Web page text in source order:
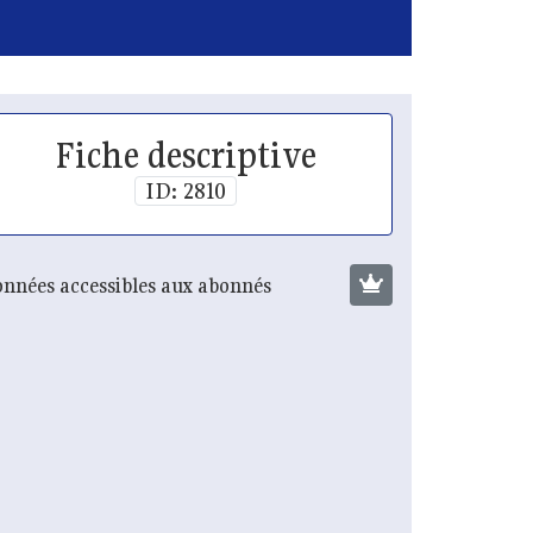
Fiche descriptive
ID: 2810
accessibles aux abonnés